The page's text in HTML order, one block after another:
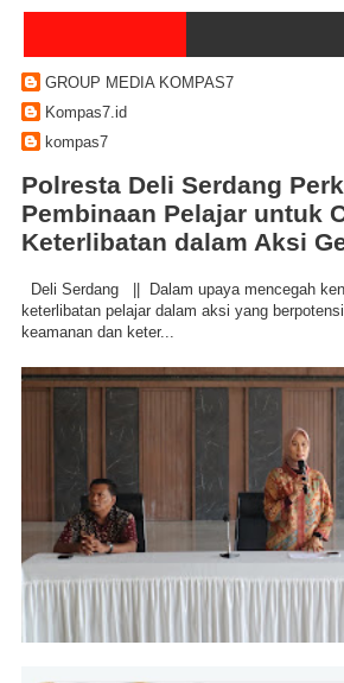
GROUP MEDIA KOMPAS7
Kompas7.id
kompas7
Polresta Deli Serdang
Pembinaan Pelajar untuk
Keterlibatan dalam Aksi
Deli Serdang || Dalam upaya mencegah
keterlibatan pelajar dalam aksi yang
keamanan dan keter...